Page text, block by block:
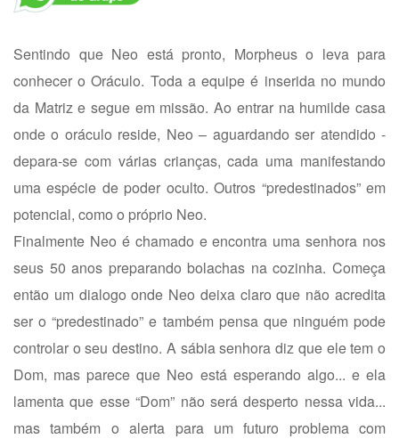
Sentindo que Neo está pronto, Morpheus o leva para
conhecer o Oráculo. Toda a equipe é inserida no mundo
da Matriz e segue em missão. Ao entrar na humilde casa
onde o oráculo reside, Neo – aguardando ser atendido -
depara-se com várias crianças, cada uma manifestando
uma espécie de poder oculto. Outros “predestinados” em
potencial, como o próprio Neo.
Finalmente Neo é chamado e encontra uma senhora nos
seus 50 anos preparando bolachas na cozinha. Começa
então um dialogo onde Neo deixa claro que não acredita
ser o “predestinado” e também pensa que ninguém pode
controlar o seu destino. A sábia senhora diz que ele tem o
Dom, mas parece que Neo está esperando algo... e ela
lamenta que esse “Dom” não será desperto nessa vida...
mas também o alerta para um futuro problema com